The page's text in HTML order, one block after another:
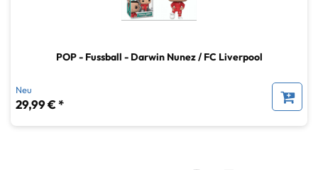
POP - Fussball - Darwin Nunez / FC Liverpool
Neu
29,99 € *